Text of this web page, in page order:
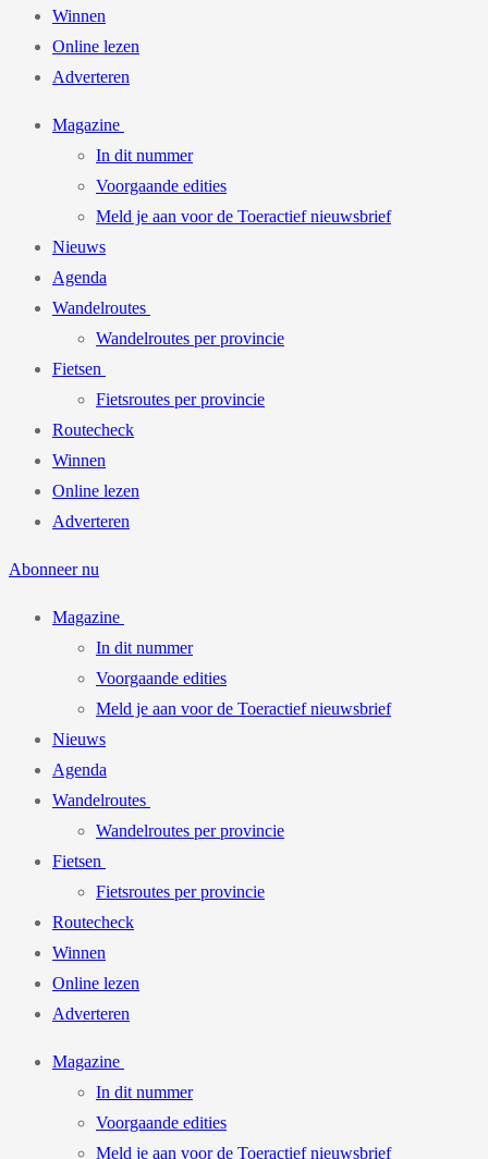
Winnen
Online lezen
Adverteren
Magazine
In dit nummer
Voorgaande edities
Meld je aan voor de Toeractief nieuwsbrief
Nieuws
Agenda
Wandelroutes
Wandelroutes per provincie
Fietsen
Fietsroutes per provincie
Routecheck
Winnen
Online lezen
Adverteren
Abonneer nu
Magazine
In dit nummer
Voorgaande edities
Meld je aan voor de Toeractief nieuwsbrief
Nieuws
Agenda
Wandelroutes
Wandelroutes per provincie
Fietsen
Fietsroutes per provincie
Routecheck
Winnen
Online lezen
Adverteren
Magazine
In dit nummer
Voorgaande edities
Meld je aan voor de Toeractief nieuwsbrief